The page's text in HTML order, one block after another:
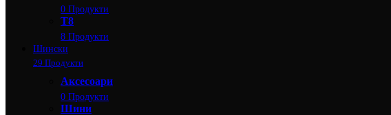
0 Продукти
Т8
8 Продукти
Шински
29 Продукти
Аксесоари
0 Продукти
Шини